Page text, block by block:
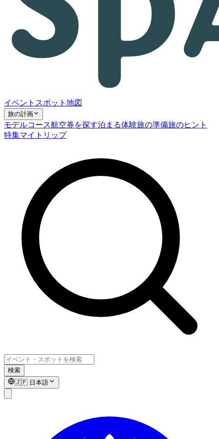
イベント スポット 地図
旅の計画
モデルコース航空券を探す泊まる体験旅の準備旅のヒント
特集マイトリップ
検索
🇯🇵 日本語